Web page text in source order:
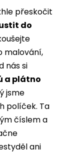
přeskočit
do
malování,
nás si
a plátno
jsme
políček. Ta
číslem a
ani